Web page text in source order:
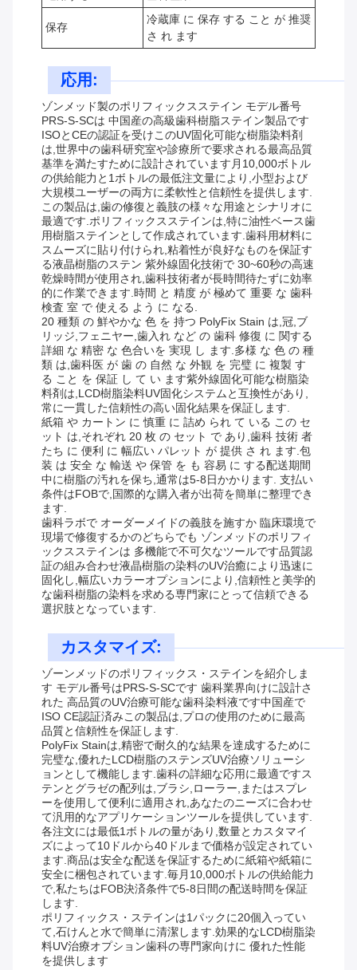
保存
冷蔵庫 に 保存 する こと が 推奨
さ れ ます
応用:
ゾンメッド製のポリフィックスステイン モデル番号
PRS-S-SCは 中国産の高級歯科樹脂ステイン製品です
ISOとCEの認証を受けこのUV固化可能な樹脂染料剤
は,世界中の歯科研究室や診療所で要求される最高品質
基準を満たすために設計されています月10,000ボトル
の供給能力と1ボトルの最低注文量により,小型および
大規模ユーザーの両方に柔軟性と信頼性を提供します.
この製品は,歯の修復と義肢の様々な用途とシナリオに
最適です.ポリフィックスステインは,特に油性ベース歯
用樹脂ステインとして作成されています.歯科用材料に
スムーズに貼り付けられ,粘着性が良好なものを保証す
る液晶樹脂のステン 紫外線固化技術で 30~60秒の高速
乾燥時間が使用され,歯科技術者が長時間待たずに効率
的に作業できます.時間 と 精度 が 極めて 重要 な 歯科
検査 室 で 使える よう に なる.
20 種類 の 鮮やかな 色 を 持つ PolyFix Stain は,冠,ブ
リッジ,フェニヤー,歯入れ など の 歯科 修復 に 関する
詳細 な 精密 な 色合いを 実現 し ます.多様 な 色 の 種
類 は,歯科医 が 歯 の 自然 な 外観 を 完璧 に 複製 す
る こと を 保証 し て い ます紫外線固化可能な樹脂染
料剤は,LCD樹脂染料UV固化システムと互換性があり,
常に一貫した信頼性の高い固化結果を保証します.
紙箱 や カートン に 慎重 に 詰め られ て いる この セ
ット は,それぞれ 20 枚 の セット で あり,歯科 技術 者
たち に 便利 に 幅広い パレット が 提供 さ れ ます.包
装 は 安全 な 輸送 や 保管 を も 容易 に する配送期間
中に樹脂の汚れを保ち,通常は5-8日かかります. 支払い
条件はFOBで,国際的な購入者が出荷を簡単に整理でき
ます.
歯科ラボで オーダーメイドの義肢を施すか 臨床環境で
現場で修復するかのどちらでも ゾンメッドのポリフィ
ックスステインは 多機能で不可欠なツールです品質認
証の組み合わせ液晶樹脂の染料のUV治癒により迅速に
固化し,幅広いカラーオプションにより,信頼性と美学的
な歯科樹脂の染料を求める専門家にとって信頼できる
選択肢となっています.
カスタマイズ:
ゾーンメッドのポリフィックス・ステインを紹介しま
す モデル番号はPRS-S-SCです 歯科業界向けに設計さ
れた 高品質のUV治療可能な歯科染料液です中国産で
ISO CE認証済みこの製品は,プロの使用のために最高
品質と信頼性を保証します.
PolyFix Stainは,精密で耐久的な結果を達成するために
完璧な,優れたLCD樹脂のステンズUV治療ソリューシ
ョンとして機能します.歯科の詳細な応用に最適ですス
テンとグラゼの配列は,ブラシ,ローラー,またはスプレ
ーを使用して便利に適用され,あなたのニーズに合わせ
て汎用的なアプリケーションツールを提供しています.
各注文には最低1ボトルの量があり,数量とカスタマイ
ズによって10ドルから40ドルまで価格が設定されてい
ます.商品は安全な配送を保証するために紙箱や紙箱に
安全に梱包されています.毎月10,000ボトルの供給能力
で,私たちはFOB決済条件で5-8日間の配送時間を保証
します.
ポリフィックス・ステインは1パックに20個入ってい
て,石けんと水で簡単に清潔します.効果的なLCD樹脂染
料UV治療オプション歯科の専門家向けに 優れた性能
を提供します